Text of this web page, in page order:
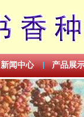
新闻中心 产品展